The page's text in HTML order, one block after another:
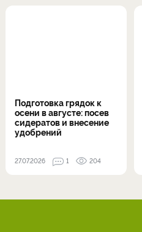
Подготовка грядок к
осени в августе: посев
сидератов и внесение
удобрений
27.07.2026 1 204